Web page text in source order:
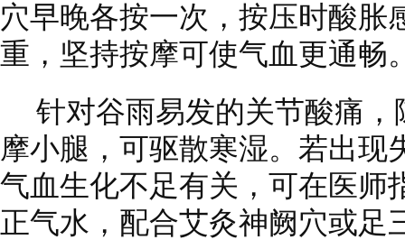
穴早晚各按一次，按压时酸胀
重，坚持按摩可使气血更通畅
针对谷雨易发的关节酸痛
摩小腿，可驱散寒湿。若出现
气血生化不足有关，可在医师
正气水，配合艾灸神阙穴或足